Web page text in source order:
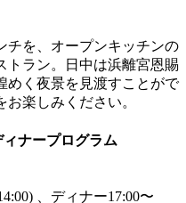
チを、オープンキッチンの
トラン。日中は浜離宮恩賜
めく夜景を見渡すことがで
楽しみください。
ナープログラム
、ディナー17:00〜